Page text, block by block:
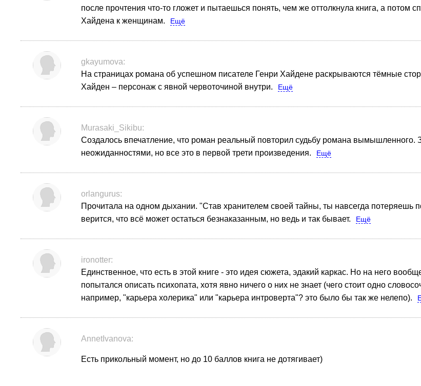
после прочтения что-то гложет и пытаешься понять, чем же оттолкнула книга, а потом
Хайдена к женщинам.
Ещё
gkayumova:
На страницах романа об успешном писателе Генри Хайдене раскрываются тёмные
Хайден – персонаж с явной червоточиной внутри.
Ещё
Murasaki_Sikibu:
Создалось впечатление, что роман реальный повторил судьбу романа
неожиданностями, но все это в первой трети произведения.
Ещё
orlangurus:
Прочитала на одном дыхании. "Став хранителем своей тайны, ты навсегда потеряешь
верится, что всё может остаться безнаказанным, но ведь и так бывает.
Ещё
ironotter:
Единственное, что есть в этой книге - это идея сюжета, эдакий каркас. Но на него
попытался описать психопата, хотя явно ничего о них не знает (чего стоит одно
например, "карьера холерика" или "карьера интроверта"? это было бы так же нелепо).
AnnetIvanova:
Есть прикольный момент, но до 10 баллов книга не дотягивает)